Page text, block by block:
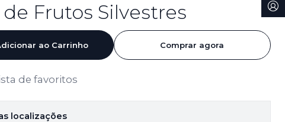
Frutos Silvestres
ao Carrinho Comprar agora
de favoritos
localizações